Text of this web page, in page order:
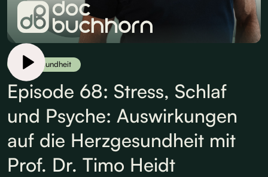
Herzgesundheit
Episode 68: Stress, Schlaf
und Psyche: Auswirkungen
auf die Herzgesundheit mit
Prof. Dr. Timo Heidt